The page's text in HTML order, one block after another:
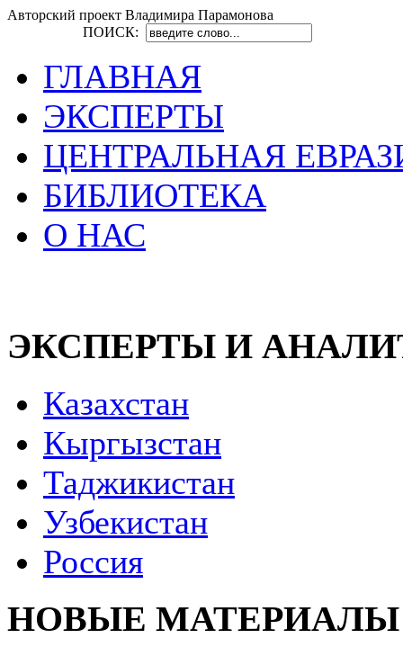
Авторский проект Владимира Парамонова
ПОИСК:
ГЛАВНАЯ
ЭКСПЕРТЫ
ЦЕНТРАЛЬНАЯ
БИБЛИОТЕКА
О НАС
ЭКСПЕРТЫ И
Казахстан
Кыргызстан
Таджикистан
Узбекистан
Россия
НОВЫЕ МАТЕРИАЛЫ